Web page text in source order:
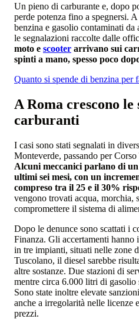
Un pieno di carburante e, dopo
perde potenza fino a spegnersi.
benzina e gasolio contaminati da
le segnalazioni raccolte dalle
moto e scooter arrivano sui
spinti a mano, spesso poco
Quanto si spende di benzina per
A Roma crescono le
carburanti
I casi sono stati segnalati in
Monteverde, passando per
Alcuni meccanici parlano di
ultimi sei mesi, con un
compreso tra il 25 e il 30%
vengono trovati acqua, morchia,
compromettere il sistema di
Dopo le denunce sono scattati i
Finanza. Gli accertamenti hanno
in tre impianti, situati nelle zone
Tuscolano, il diesel sarebbe
altre sostanze. Due stazioni di
mentre circa 6.000 litri di gasolio
Sono state inoltre elevate
anche a irregolarità nelle licenze
prezzi.